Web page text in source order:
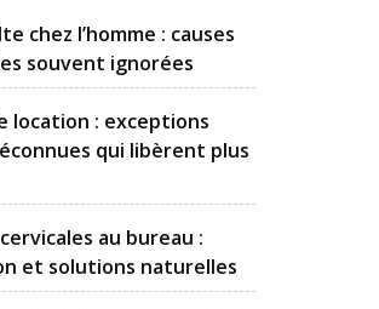
chez l’homme : causes
souvent ignorées
location : exceptions
qui libèrent plus
au bureau :
et solutions naturelles